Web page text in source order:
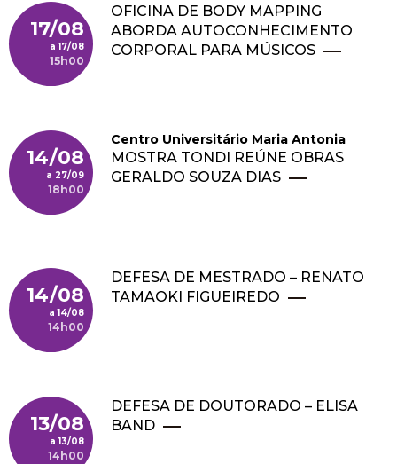
17/08
17/08
15h00
OFICINA DE BODY MAPPING
ABORDA AUTOCONHECIMENTO
CORPORAL PARA MÚSICOS
14/08
27/09
18h00
Centro Universitário Maria Antonia
MOSTRA TONDI REÚNE OBRAS
GERALDO SOUZA DIAS
14/08
14/08
14h00
DEFESA DE MESTRADO – RENATO
TAMAOKI FIGUEIREDO
13/08
13/08
14h00
DEFESA DE DOUTORADO – ELISA
BAND